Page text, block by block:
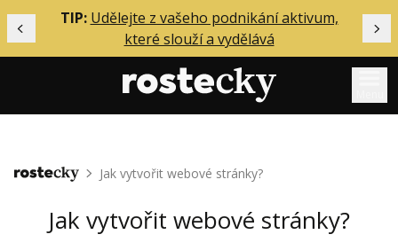
Předchozí
TIP: Udělejte z vašeho podnikání aktivum,
které slouží a vydělává
Podcasty
Solo
Domů Jak vytvořit webové stránky?
Jak vytvořit webové stránky?